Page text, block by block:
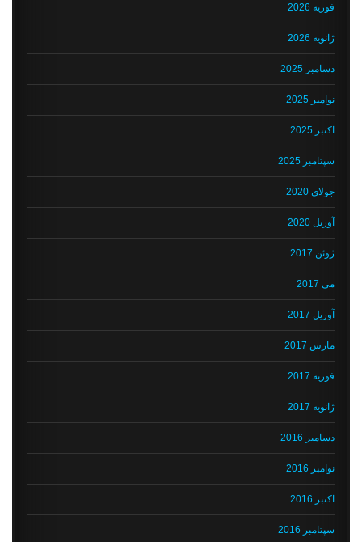
فوریه 2026
ژانویه 2026
دسامبر 2025
نوامبر 2025
اکتبر 2025
سپتامبر 2025
جولای 2020
آوریل 2020
ژوئن 2017
می 2017
آوریل 2017
مارس 2017
فوریه 2017
ژانویه 2017
دسامبر 2016
نوامبر 2016
اکتبر 2016
سپتامبر 2016